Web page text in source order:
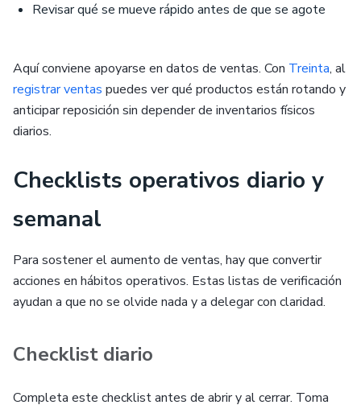
Revisar qué se mueve rápido antes de que se agote
Aquí conviene apoyarse en datos de ventas. Con Treinta, al
registrar ventas puedes ver qué productos están rotando y
anticipar reposición sin depender de inventarios físicos
diarios.
Checklists operativos diario y
semanal
Para sostener el aumento de ventas, hay que convertir
acciones en hábitos operativos. Estas listas de verificación
ayudan a que no se olvide nada y a delegar con claridad.
Checklist diario
Completa este checklist antes de abrir y al cerrar. Toma